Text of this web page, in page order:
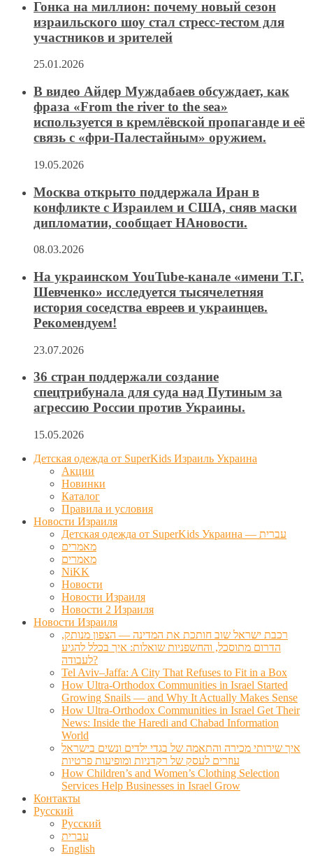
Гонка на миллион: почему новый сезон
израильского шоу стал стресс-тестом для
участников и зрителей
25.01.2026
В видео Айдер Муждабаев обсуждает, как
фраза «From the river to the sea»
используется в кремлёвской пропаганде и её
связь с «фри-Палестайным» оружием.
19.05.2026
Москва открыто поддержала Иран в
конфликте с Израилем и США, сняв маски
дипломатии, сообщает НАновости.
08.03.2026
На украинском YouTube-канале «имени Т.Г.
Шевченко» исследуется тысячелетняя
история соседства евреев и украинцев.
Рекомендуем!
23.07.2026
36 стран поддержали создание
спецтрибунала для суда над Путиным за
агрессию России против Украины.
15.05.2026
Детская одежда от SuperKids Израиль Украина
Акции
Новинки
Каталог
Правила и условия
Новости Израиля
Детская одежда от SuperKids Украина — עברית
מאמרים
מאמרים
NiKK
Новости
Новости Израиля
Новости 2 Израиля
Новости Израиля
רכבת ישראל שוב חותכת את המדינה — הצפון מנותק,
הדרום מתוסכל, והחשפניות שואלות: איך בכלל להגיע
לעבודה?
Tel Aviv–Jaffa: A City That Refuses to Fit in a Box
How Ultra-Orthodox Communities in Israel Started
Growing Snails — and Why It Actually Makes Sense
How Ultra-Orthodox Communities in Israel Get Their
News: Inside the Haredi and Chabad Information
World
איך שירותי מכירה והתאמה של בגדי ילדים ונשים בישראל
עוזרים לעסק של רקדניות ומופיעות פרטיות
How Children’s and Women’s Clothing Selection
Services Help Businesses in Israel Grow
Контакты
Русский
Русский
עברית
English